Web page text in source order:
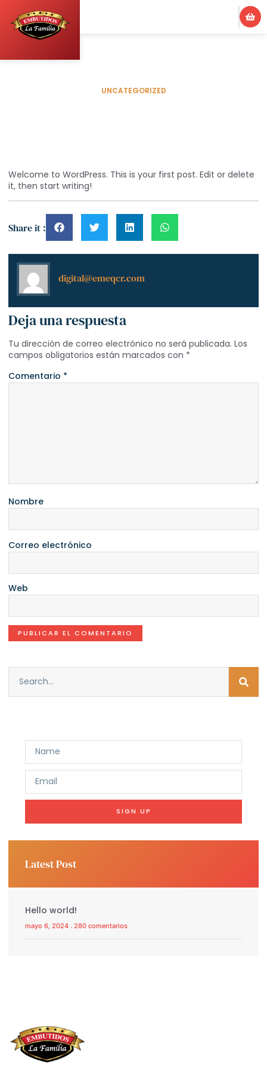
UNCATEGORIZED
Welcome to WordPress. This is your first post. Edit or delete
it, then start writing!
Share it :
digital@emeqcr.com
Deja una respuesta
Tu dirección de correo electrónico no será publicada. Los
campos obligatorios están marcados con *
Comentario *
Nombre
Correo electrónico
Web
SIGN UP
Latest Post
Hello world!
mayo 6, 2024 280 comentarios